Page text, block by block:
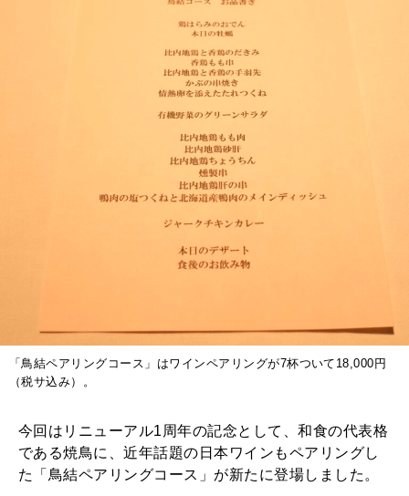
「鳥結ペアリングコース」はワインペアリングが7杯ついて18,000円
（税サ込み）。
今回はリニューアル1周年の記念として、和食の代表格
である焼鳥に、近年話題の日本ワインもペアリングし
た「鳥結ペアリングコース」が新たに登場しました。